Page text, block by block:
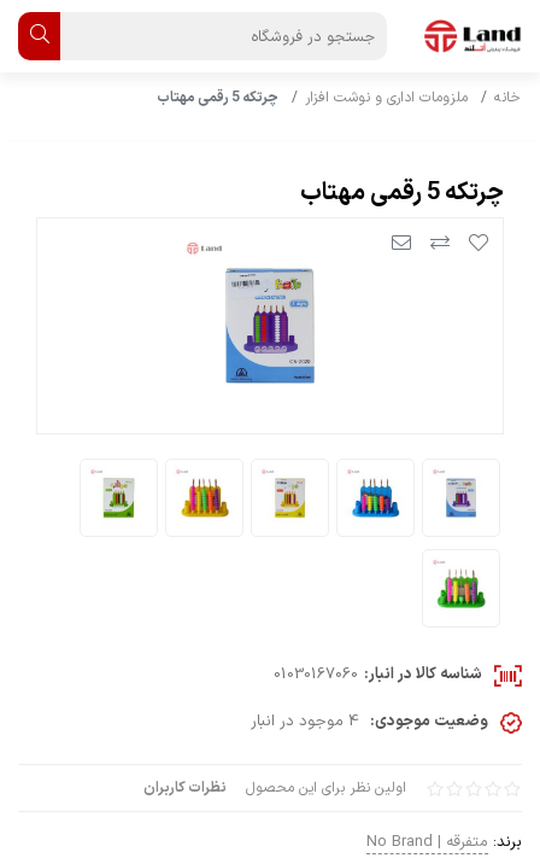
خانه ملزومات اداری و نوشت افزار چرتکه 5 رقمی مهتاب
چرتکه 5 رقمی مهتاب
اولین نظر برای این محصول نظرات کاربران
برند: متفرقه | No Brand
شناسه کالا در انبار: 01030167060
وضعیت موجودی: 4 موجود در انبار